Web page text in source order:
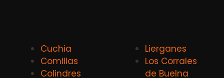
Cuchia
Comillas
Colindres
Lierganes
Los Corrales
de Buelna